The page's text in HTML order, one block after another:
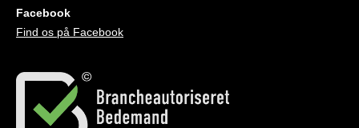
Facebook
Find os på Facebook